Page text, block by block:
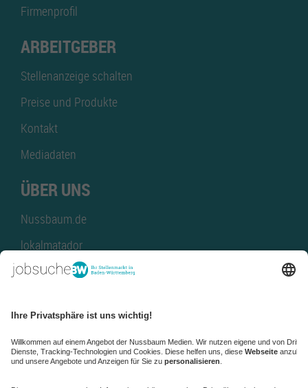
Firmenprofil
ARBEITGEBER
Stellenanzeige schalten
Preise und Produkte
Kontakt
Mediadaten
ÜBER UNS
Nussbaum.de
lokalmatador
kaufinBW
NussbaumID
Nussbaum Medien